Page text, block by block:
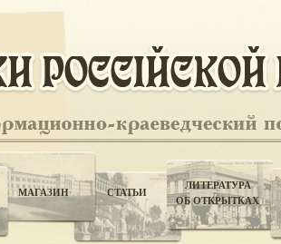
МАГАЗИН СТАТЬИ
ЛИТЕРАТУРА
ОБ ОТКРЫТКАХ